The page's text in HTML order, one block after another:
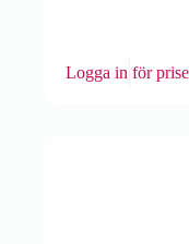
Logga in för